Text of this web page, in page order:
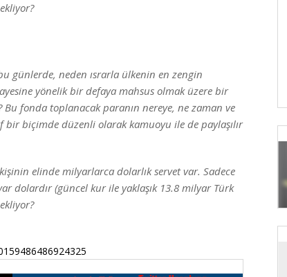
günlerde, neden ısrarla ülkenin en zengin
yönelik bir defaya mahsus olmak üzere bir
Bu fonda toplanacak paranın nereye, ne zaman ve
bir biçimde düzenli olarak kamuoyu ile de paylaşılır
kişinin elinde milyarlarca dolarlık servet var. Sadece
dolardır (güncel kur ile yaklaşık 13.8 milyar Türk